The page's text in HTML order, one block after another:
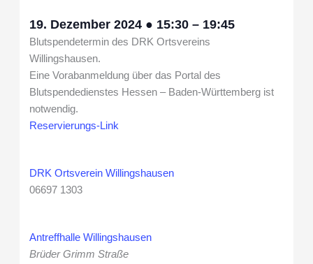
19. Dezember 2024 ● 15:30– 19:45
Blutspendetermin des DRK Ortsvereins
Willingshausen.
Eine Vorabanmeldung über das Portal des
Blutspendedienstes Hessen – Baden-Württemberg ist
notwendig.
Reservierungs-Link
DRK Ortsverein Willingshausen
06697 1303
Antreffhalle Willingshausen
Brüder Grimm Straße